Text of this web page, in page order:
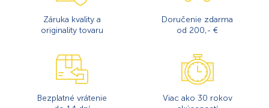
Záruka kvality a
originality tovaru
Doručenie zdarma
od 200,- €
Bezplatné vrátenie
Viac ako 30 rokov